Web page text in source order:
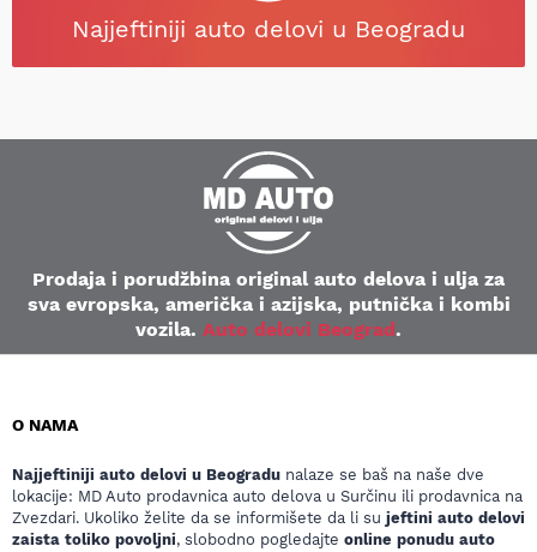
Najjeftiniji auto delovi u Beogradu
Prodaja i porudžbina original auto delova i ulja za
sva evropska, američka i azijska, putnička i kombi
vozila. Auto delovi Beograd.
O NAMA
Najjeftiniji auto delovi u Beogradu nalaze se baš na naše dve
lokacije: MD Auto prodavnica auto delova u Surčinu ili prodavnica na
Zvezdari. Ukoliko želite da se informišete da li su jeftini auto delovi
zaista toliko povoljni, slobodno pogledajte online ponudu auto